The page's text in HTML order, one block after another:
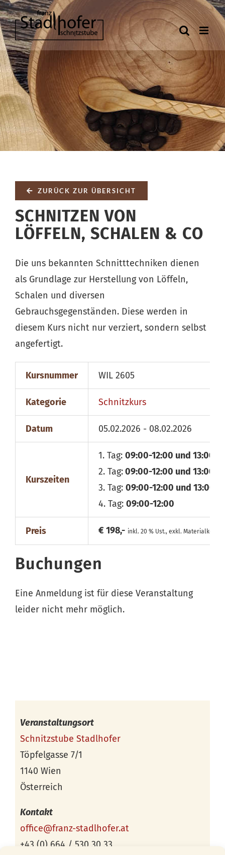
Zum
Inhalt
springen
ZURÜCK ZUR ÜBERSICHT
SCHNITZEN VON
LÖFFELN, SCHALEN & CO
Die uns bekannten Schnitttechniken dienen
als Grundlage zur Herstellung von Löffeln,
Schalen und diversen
Gebrauchsgegenständen. Diese werden in
diesem Kurs nicht nur verziert, sondern selbst
angefertigt.
Kursnummer WIL 2605
Kategorie Schnitzkurs
Datum 05.02.2026 - 08.02.2026
Kurszeiten
1. Tag: 09:00-12:00 und 13:00-
2. Tag:09:00-12:00 und 13:00-
3. Tag: 09:00-12:00 und 13:00-
4. Tag: 09:00-12:00
Preis € 198,- inkl. 20 % Ust., exkl. Materialkosten
Buchungen
Eine Anmeldung ist für diese Veranstaltung
leider nicht mehr möglich.
Veranstaltungsort
Schnitzstube Stadlhofer
Töpfelgasse 7/1
1140 Wien
Österreich
Kontakt
office@franz-stadlhofer.at
+43 (0) 664 / 530 30 33